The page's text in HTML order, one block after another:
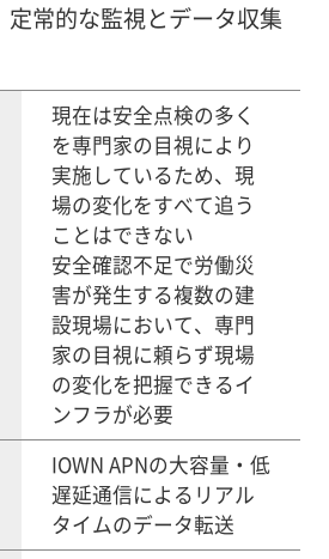
定常的な監視とデータ収集
現在は安全点検の多く
を専門家の目視により
実施しているため、現
場の変化をすべて追う
ことはできない
安全確認不足で労働災
害が発生する複数の建
設現場において、専門
家の目視に頼らず現場
の変化を把握できるイ
ンフラが必要
IOWN APNの大容量・低
遅延通信によるリアル
タイムのデータ転送